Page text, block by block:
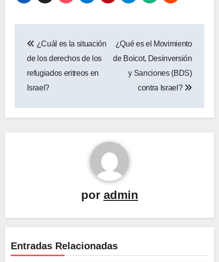
de
entradas
¿Cuál es la situación
de los derechos de los
refugiados eritreos en
Israel?
¿Qué es el Movimiento
de Boicot, Desinversión
y Sanciones (BDS)
contra Israel?
por admin
Entradas Relacionadas